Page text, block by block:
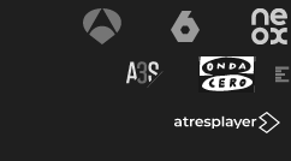
Nutrición Gastronomía
Trabaja los glúteos
Dietas